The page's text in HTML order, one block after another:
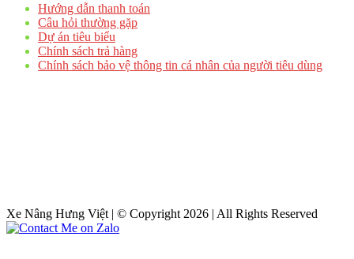
Hướng dẫn thanh toán
Câu hỏi thường gặp
Dự án tiêu biểu
Chính sách trả hàng
Chính sách bảo vệ thông tin cá nhân của người tiêu dùng
Xe Nâng Hưng Việt | © Copyright 2026 | All Rights Reserved